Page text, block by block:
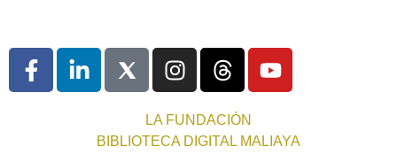
LA FUNDACIÓN
BIBLIOTECA DIGITAL MALIAYA